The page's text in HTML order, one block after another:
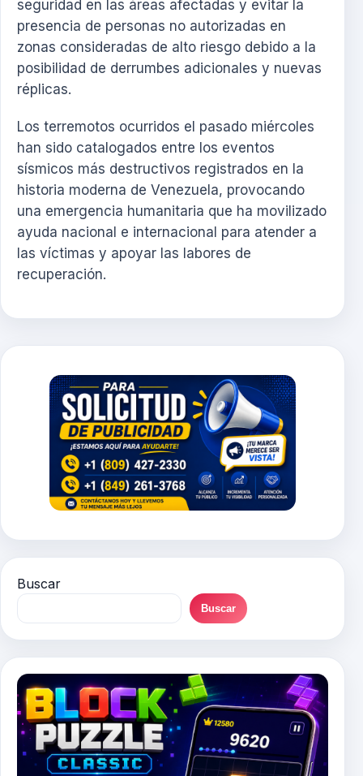
seguridad en las áreas afectadas y evitar la
presencia de personas no autorizadas en
zonas consideradas de alto riesgo debido a la
posibilidad de derrumbes adicionales y nuevas
réplicas.
Los terremotos ocurridos el pasado miércoles
han sido catalogados entre los eventos
sísmicos más destructivos registrados en la
historia moderna de Venezuela, provocando
una emergencia humanitaria que ha movilizado
ayuda nacional e internacional para atender a
las víctimas y apoyar las labores de
recuperación.
Buscar
Buscar